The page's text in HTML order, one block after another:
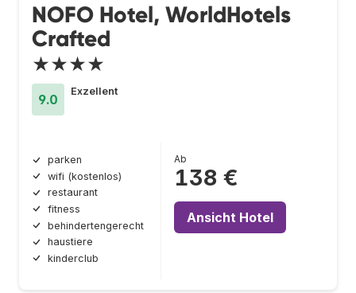
NOFO Hotel, WorldHotels
Crafted
★★★★
9.0
Exzellent
parken
wifi (kostenlos)
restaurant
fitness
behindertengerecht
haustiere
kinderclub
Ab
138 €
Ansicht Hotel